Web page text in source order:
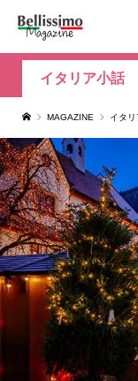
イタリア小話
MAGAZINE イタ